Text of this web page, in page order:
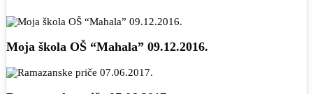
Moja škola OŠ “Mahala” 09.12.2016.